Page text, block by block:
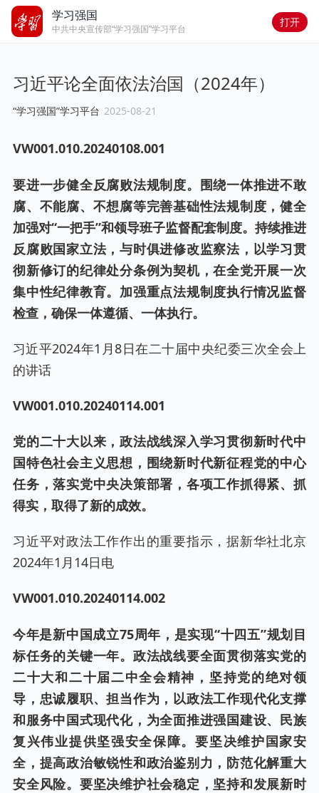
学习强国
中共中央宣传部“学习强国”学习平台
打开
习近平论全面依法治国（2024年）
“学习强国”学习平台 2025-08-21
VW001.010.20240108.001
要进一步健全反腐败法规制度。围绕一体推进不敢
腐、不能腐、不想腐等完善基础性法规制度，健全
加强对“一把手”和领导班子监督配套制度。持续推进
反腐败国家立法，与时俱进修改监察法，以学习贯
彻新修订的纪律处分条例为契机，在全党开展一次
集中性纪律教育。加强重点法规制度执行情况监督
检查，确保一体遵循、一体执行。
习近平2024年1月8日在二十届中央纪委三次全会上
的讲话
VW001.010.20240114.001
党的二十大以来，政法战线深入学习贯彻新时代中
国特色社会主义思想，围绕新时代新征程党的中心
任务，落实党中央决策部署，各项工作抓得紧、抓
得实，取得了新的成效。
习近平对政法工作作出的重要指示，据新华社北京
2024年1月14日电
VW001.010.20240114.002
今年是新中国成立75周年，是实现“十四五”规划目
标任务的关键一年。政法战线要全面贯彻落实党的
二十大和二十届二中全会精神，坚持党的绝对领
导，忠诚履职、担当作为，以政法工作现代化支撑
和服务中国式现代化，为全面推进强国建设、民族
复兴伟业提供坚强安全保障。要坚决维护国家安
全，提高政治敏锐性和政治鉴别力，防范化解重大
安全风险。要坚决维护社会稳定，坚持和发展新时